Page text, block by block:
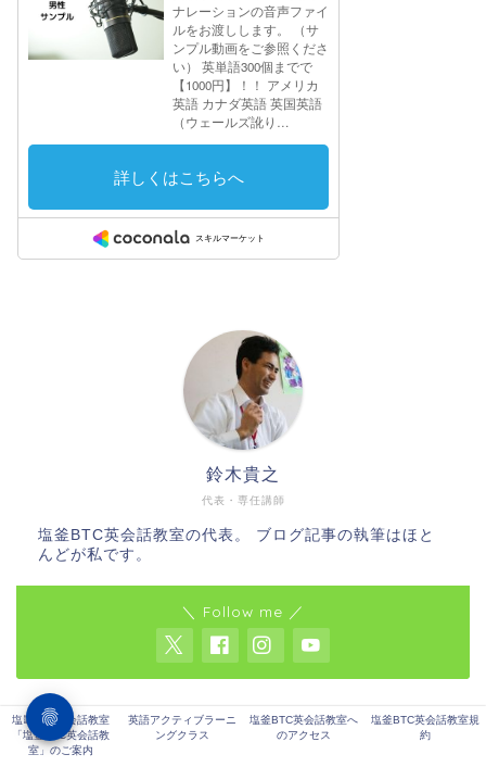
代表・専任講師
鈴木貴之
塩釜BTC英会話教室の代表。 ブログ記事の執筆はほと
んどが私です。
＼ Follow me ／
Facebookページ
塩竈市の英会話教室
「塩釜BTC英会話教
室」のご案内
英語アクティブラーニ
ングクラス
塩釜BTC英会話教室へ
のアクセス
塩釜BTC英会話教室規
約